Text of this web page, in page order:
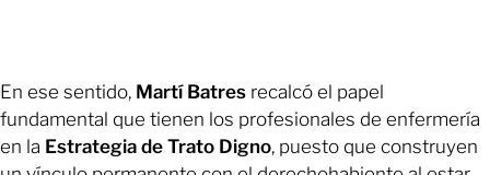
En ese sentido, Martí Batres recalcó el papel
fundamental que tienen los profesionales de enfermería
en la Estrategia de Trato Digno, puesto que construyen